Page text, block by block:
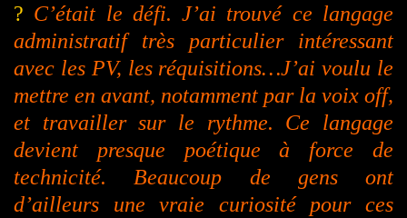
? C’était le défi. J’ai trouvé ce langage
administratif très particulier intéressant
avec les PV, les réquisitions…J’ai voulu le
mettre en avant, notamment par la voix off,
et travailler sur le rythme. Ce langage
devient presque poétique à force de
technicité. Beaucoup de gens ont
d’ailleurs une vraie curiosité pour ces